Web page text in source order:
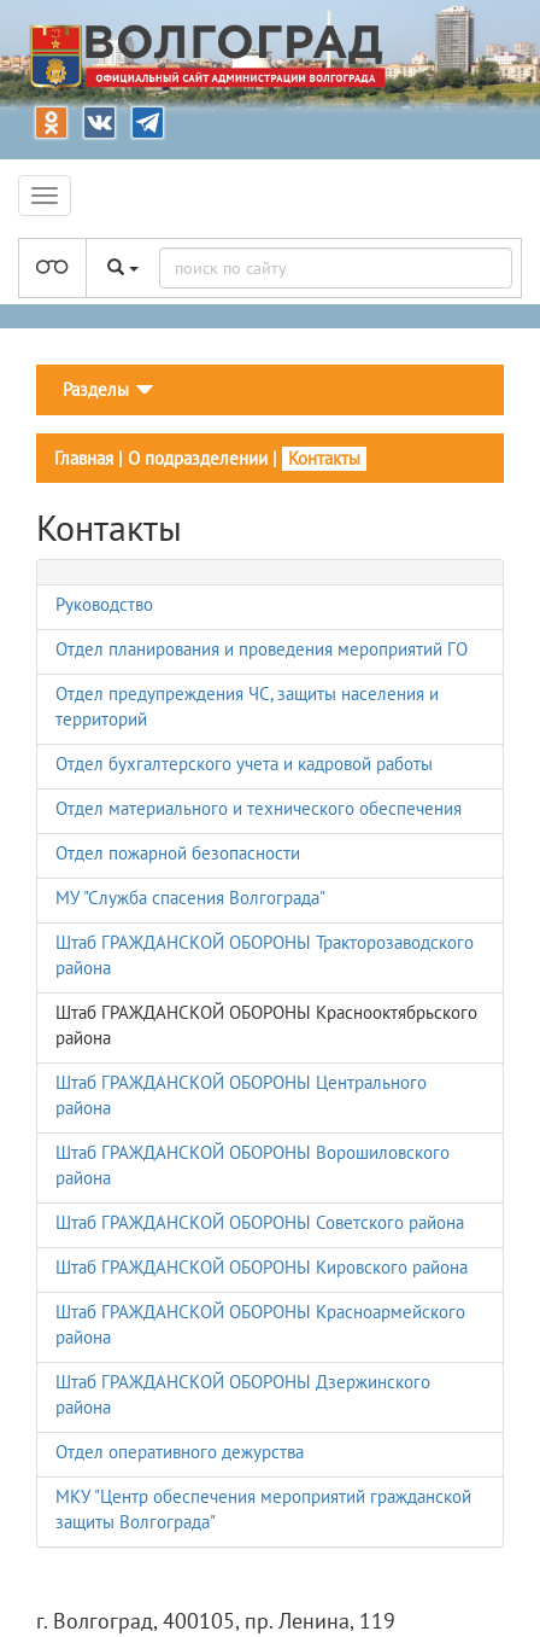
Разделы
Главная | О подразделении | Контакты
Контакты
Руководство
Отдел планирования и проведения мероприятий ГО
Отдел предупреждения ЧС, защиты населения и
территорий
Отдел бухгалтерского учета и кадровой работы
Отдел материального и технического обеспечения
Отдел пожарной безопасности
МУ "Служба спасения Волгограда"
Штаб ГРАЖДАНСКОЙ ОБОРОНЫ Тракторозаводского
района
Штаб ГРАЖДАНСКОЙ ОБОРОНЫ Краснооктябрьского
района
Штаб ГРАЖДАНСКОЙ ОБОРОНЫ Центрального
района
Штаб ГРАЖДАНСКОЙ ОБОРОНЫ Ворошиловского
района
Штаб ГРАЖДАНСКОЙ ОБОРОНЫ Советского района
Штаб ГРАЖДАНСКОЙ ОБОРОНЫ Кировского района
Штаб ГРАЖДАНСКОЙ ОБОРОНЫ Красноармейского
района
Штаб ГРАЖДАНСКОЙ ОБОРОНЫ Дзержинского
района
Отдел оперативного дежурства
МКУ "Центр обеспечения мероприятий гражданской
защиты Волгограда"
г. Волгоград, 400105, пр. Ленина, 119